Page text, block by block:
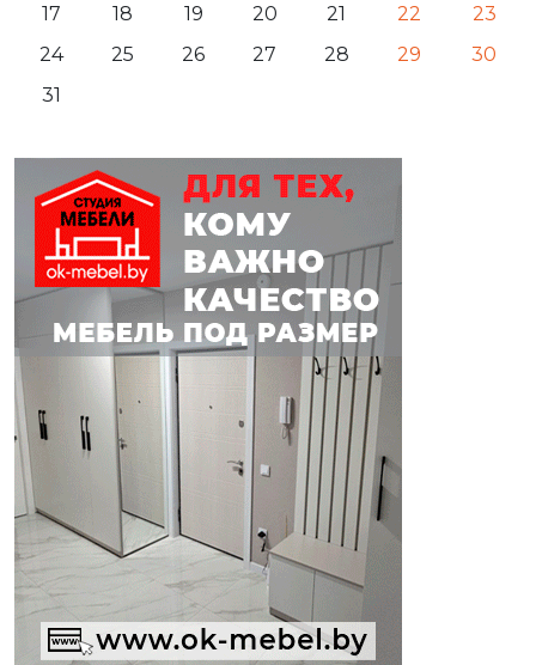
17
18 19 20 21 22
23
24
25 26 27 28 29
30
31